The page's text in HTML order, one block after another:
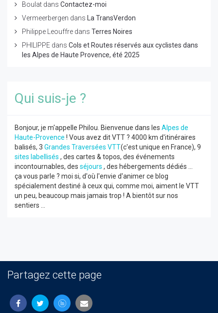
Boulat dans Contactez-moi
Vermeerbergen dans
La TransVerdon
Philippe Leouffre dans Terres Noires
PHILIPPE dans Cols et Routes réservés aux cyclistes dans
les Alpes de Haute Provence, été 2025
Qui suis-je ?
Bonjour, je m'appelle Philou. Bienvenue dans les Alpes de
Haute-Provence ! Vous avez dit VTT ? 4000 km d'itinéraires
balisés, 3 Grandes Traversées VTT(c'est unique en France), 9
sites labellisés , des cartes & topos, des événements
incontournables, des séjours , des hébergements dédiés ...
ça vous parle ? moi si, d'où l'envie d'animer ce blog
spécialement destiné à ceux qui, comme moi, aiment le VTT
un peu, beaucoup mais jamais trop ! A bientôt sur nos
sentiers ...
Partagez cette page